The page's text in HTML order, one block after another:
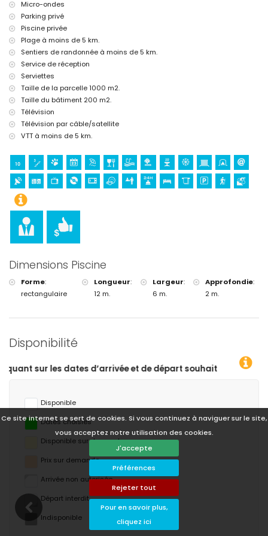
Ce site internet se sert de cookies. Si vous continuez à naviguer sur le site,
vous acceptez notre utilisation des cookies.
J'accepte
Préférences
Rejeter tout
Pour en savoir plus,
cliquez ici
lit supplémentaire et lits/berceaux pour enfants (sur demande)
Divertissements et activités de loisirs pour vos vacances à Jávea,
Costa Blanca
bar (à moins de 5 kilomètres de la maison)
Curiosités et culture à Jávea, Costa Blanca
château (Dénia) (à moins de 25 kilomètres de l'hébergement)
Sports
randonnée et VTT (à moins de 5 kilomètres de la villa)
tennis, golf et équitation (à moins de 10 kilomètres de la villa)
Micro-ondes
Parking privé
Piscine privée
Plage à moins de 5 km.
Sentiers de randonnée à moins de 5 km.
Service de réception
Serviettes
Taille de la parcelle 1000 m2.
Taille du bâtiment 200 m2.
Télévision
Télévision par câble/satellite
VTT à moins de 5 km.
Dimensions Piscine
Forme:
rectangulaire
Longueur:
12 m.
Largeur:
6 m.
Approfondie:
2 m.
Disponibilité
!
Disponible
Dates choisies
Disponible sur demande
Prix ​​sur demande
Arrivée non autorisée
Départ interdit
Indisponible